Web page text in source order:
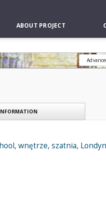
ABOUT PROJECT
wnętrze, szatnia,